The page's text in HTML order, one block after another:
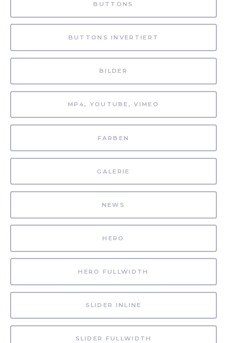
BUTTONS
BUTTONS INVERTIERT
BILDER
MP4, YOUTUBE, VIMEO
FARBEN
GALERIE
NEWS
HERO
HERO FULLWIDTH
SLIDER INLINE
SLIDER FULLWIDTH